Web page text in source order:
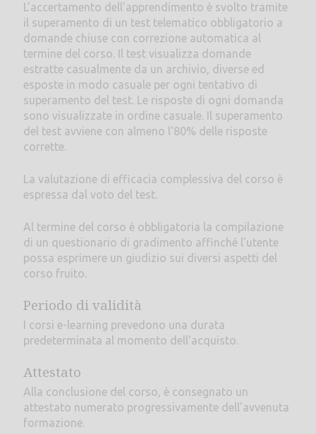
L'accertamento dell'apprendimento è svolto tramite
il superamento di un test telematico obbligatorio a
domande chiuse con correzione automatica al
termine del corso. Il test visualizza domande
estratte casualmente da un archivio, diverse ed
esposte in modo casuale per ogni tentativo di
superamento del test. Le risposte di ogni domanda
sono visualizzate in ordine casuale. Il superamento
del test avviene con almeno l'80% delle risposte
corrette.
La valutazione di efficacia complessiva del corso è
espressa dal voto del test.
Al termine del corso è obbligatoria la compilazione
di un questionario di gradimento affinché l'utente
possa esprimere un giudizio sui diversi aspetti del
corso fruito.
Periodo di validità
I corsi e-learning prevedono una durata
predeterminata al momento dell'acquisto.
Attestato
Alla conclusione del corso, è consegnato un
attestato numerato progressivamente dell'avvenuta
formazione.